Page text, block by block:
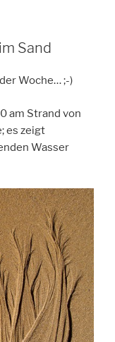
Sand
Woche… ;-)
am Strand von
es zeigt
Wasser